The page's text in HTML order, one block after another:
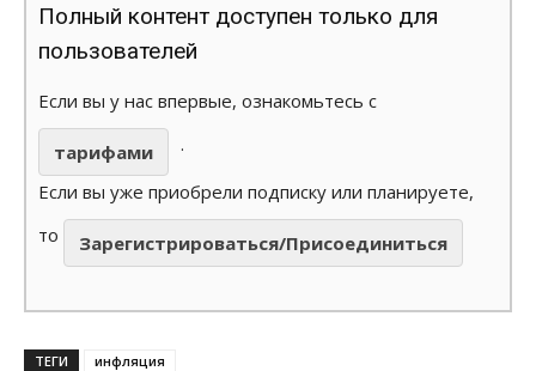
Полный контент доступен только для
пользователей
Если вы у нас впервые, ознакомьтесь с
тарифами
.
Если вы уже приобрели подписку или планируете,
то
Зарегистрироваться/Присоединиться
ТЕГИ инфляция